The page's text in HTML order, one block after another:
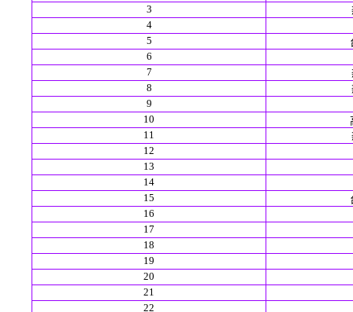
3
4
5
6
7
8
9
10
11
12
13
14
15
16
17
18
19
20
21
22